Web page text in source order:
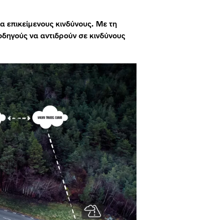
επικείμενους κινδύνους. Με τη
να αντιδρούν σε κινδύνους